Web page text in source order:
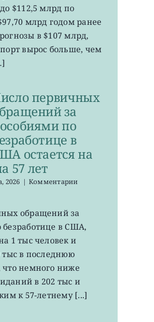
китайский
экспорт
почти
на
$112,5 млрд по
млрд годом ранее
в $107 млрд,
вырос больше, чем
первичных
за
по
в
остается на
57 лет
2026 | Комментариик
первичных
за
в
остается
на
обращений за
в США,
1 тыс человек и
тыс в последнюю
немного ниже
в 202 тыс и
к 57-летнему [...]